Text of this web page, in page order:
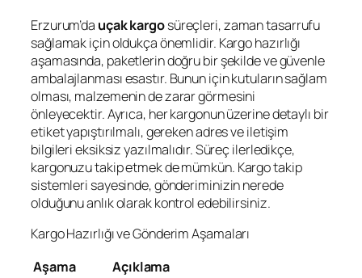
Erzurum’da uçak kargosüreçleri, zaman tasarrufu
sağlamak için oldukça önemlidir. Kargo hazırlığı
aşamasında, paketlerin doğru bir şekilde ve güvenle
ambalajlanması esastır. Bunun için kutuların sağlam
olması, malzemenin de zarar görmesini
önleyecektir. Ayrıca, her kargonun üzerine detaylı bir
etiket yapıştırılmalı, gereken adres ve iletişim
bilgileri eksiksiz yazılmalıdır. Süreç ilerledikçe,
kargonuzu takip etmek de mümkün. Kargo takip
sistemleri sayesinde, gönderiminizin nerede
olduğunu anlık olarak kontrol edebilirsiniz.
Kargo Hazırlığı ve Gönderim Aşamaları
Aşama
Açıklama